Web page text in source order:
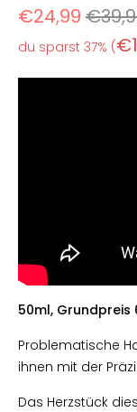
€24,99
du sparst 37% (
50ml, Grundpreis
Problematische
ihnen mit der
Das Herzstück